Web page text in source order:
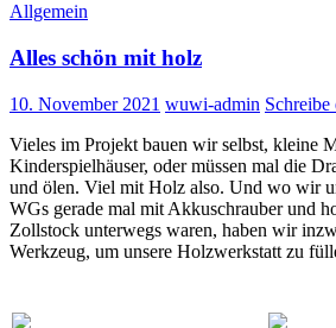
Allgemein
Alles schön mit holz
10. November 2021 wuwi-admin
Vieles im Projekt bauen wir selbst, kleine
Kinderspielhäuser, oder müssen mal die
und ölen. Viel mit Holz also. Und wo wir
WGs gerade mal mit Akkuschrauber und
Zollstock unterwegs waren, haben wir
Werkzeug, um unsere Holzwerkstatt zu